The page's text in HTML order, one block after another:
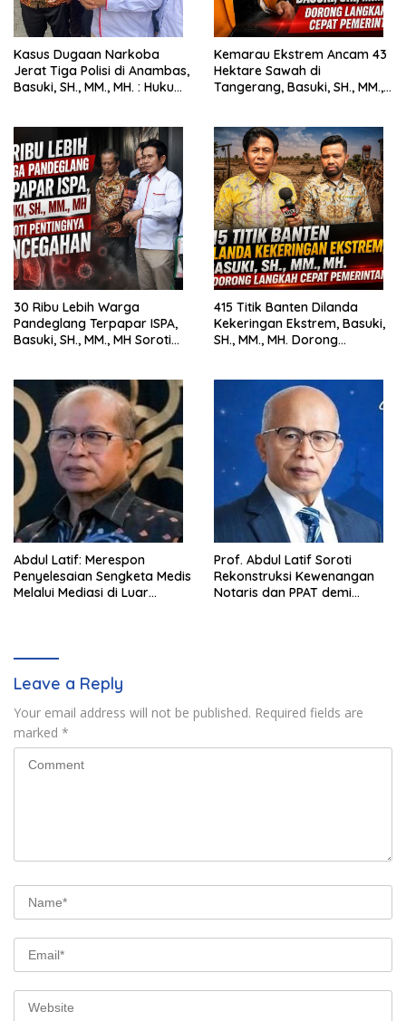
Kasus Dugaan Narkoba
Jerat Tiga Polisi di Anambas,
Basuki, SH., MM., MH. : Hukum
Kemarau Ekstrem Ancam 43
Hektare Sawah di
Tangerang, Basuki, SH., MM.,
30 Ribu Lebih Warga
Pandeglang Terpapar ISPA,
Basuki, SH., MM., MH Soroti
415 Titik Banten Dilanda
Kekeringan Ekstrem, Basuki,
SH., MM., MH. Dorong
Abdul Latif: Merespon
Penyelesaian Sengketa Medis
Melalui Mediasi di Luar
Prof. Abdul Latif Soroti
Rekonstruksi Kewenangan
Notaris dan PPAT demi
Leave a Reply
Your email address will not be published. Required fields are
marked *